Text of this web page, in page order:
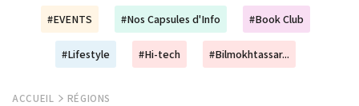
#EVENTS #Nos Capsules d'Info #Book Club
#Lifestyle #Hi-tech #Bilmokhtassar...
ACCUEIL RÉGIONS